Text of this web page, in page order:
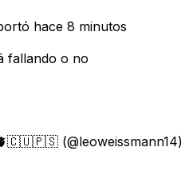
hace 8 minutos
fallando o no
(@leoweissmann14)